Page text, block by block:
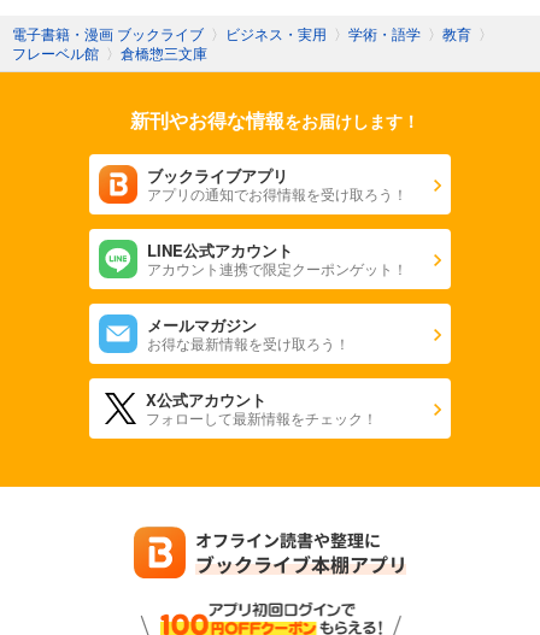
電子書籍・漫画 ブックライブ 〉 ビジネス・実用 〉 学術・語学 〉 教育 〉
フレーベル館 〉 倉橋惣三文庫
新刊やお得な情報をお届けします！
ブックライブアプリ
アプリの通知でお得情報を受け取ろう！
LINE公式アカウント
アカウント連携で限定クーポンゲット！
メールマガジン
お得な最新情報を受け取ろう！
X公式アカウント
フォローして最新情報をチェック！